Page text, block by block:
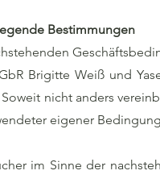
Bestimmungen
Brigitte Weiß und
nicht anders
eigener
im Sinne der